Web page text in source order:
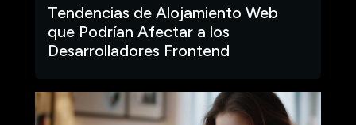
Tendencias de Alojamiento Web
que Podrían Afectar a los
Desarrolladores Frontend